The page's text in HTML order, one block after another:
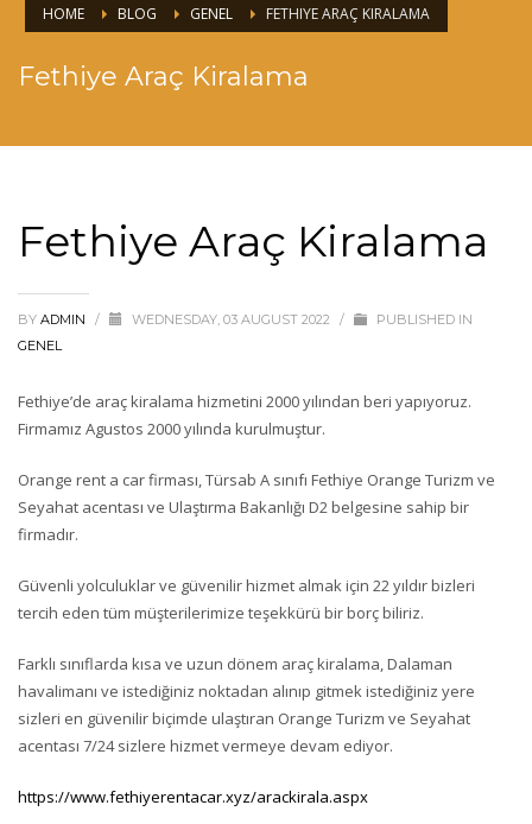
HOME BLOG GENEL FETHIYE ARAÇ KIRALAMA
Fethiye Araç Kiralama
Fethiye Araç Kiralama
BY ADMIN / WEDNESDAY, 03 AUGUST 2022 /
PUBLISHED IN
GENEL
Fethiye’de araç kiralama hizmetini 2000 yılından beri yapıyoruz.
Firmamız Agustos 2000 yılında kurulmuştur.
Orange rent a car firması, Türsab A sınıfı Fethiye Orange Turizm ve
Seyahat acentası ve Ulaştırma Bakanlığı D2 belgesine sahip bir
firmadır.
Güvenli yolculuklar ve güvenilir hizmet almak için 22 yıldır bizleri
tercih eden tüm müşterilerimize teşekkürü bir borç biliriz.
Farklı sınıflarda kısa ve uzun dönem araç kiralama, Dalaman
havalimanı ve istediğiniz noktadan alınıp gitmek istediğiniz yere
sizleri en güvenilir biçimde ulaştıran Orange Turizm ve Seyahat
acentası 7/24 sizlere hizmet vermeye devam ediyor.
https://www.fethiyerentacar.xyz/arackirala.aspx